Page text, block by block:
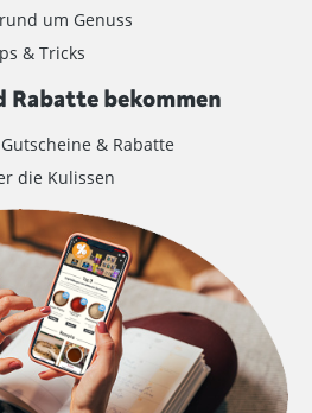
um Genuss
& Tricks
Rabatte bekommen
& Rabatte
die Kulissen